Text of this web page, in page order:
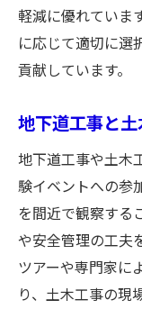
紹介
土木工
手順
土木工
工事現場ツ
工事現
土木工
術
現場ツ
軽減に優れていま
に応じて適切に選
貢献しています。
地下道工事と
地下道工事や土木
験イベントへの参
を間近で観察する
や安全管理の工夫
ツアーや専門家に
り、土木工事の現